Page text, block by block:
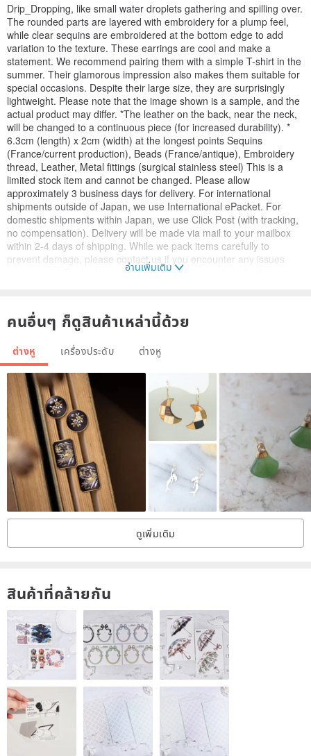
Drip_Dropping, like small water droplets gathering and spilling over.
The rounded parts are layered with embroidery for a plump feel,
while clear sequins are embroidered at the bottom edge to add
variation to the texture. These earrings are cool and make a
statement. We recommend pairing them with a simple T-shirt in the
summer. Their glamorous impression also makes them suitable for
special occasions. Despite their large size, they are surprisingly
lightweight. Please note that the image shown is a sample, and the
actual product may differ. *The leather on the back, near the neck,
will be changed to a continuous piece (for increased durability). *
6.3cm (length) x 2cm (width) at the longest points Sequins
(France/current production), Beads (France/antique), Embroidery
thread, Leather, Metal fittings (surgical stainless steel) This is a
limited stock item and cannot be changed. Please allow
approximately 3 business days for delivery. For international
shipments outside of Japan, we use International ePacket. For
domestic shipments within Japan, we use Click Post (with tracking,
no compensation). Delivery will be made via mail to your mailbox
within 2-4 days of shipping. While we pack items carefully to
prevent damage, please contact us if you encounter any issues
upon arrival. For orders over 20,000 JPY (tax included), shipping
available free of charge. Please specify the occasion in the
comments. Handle with care as these are delicate items. Color
design. We do not prioritize uniformity in shape or color for antique
or current production items. They are sensitive to moisture. If they
become wet, gently pat them dry and allow them to air dry
completely. To prevent fading, store in a dark place. Be aware of
potential color transfer from the leather on the back; store
separately. The color and texture of the leather will change with
use. Please inquire in advance if you have any questions. If there
are any issues with the product, please contact us within 7 days of
arrival. We would appreciate it if you could share your arrival
confirmation via a review. We share new product information and
behind-the-scenes work on Instagram. Please follow us! Please
refrain from reposting images. Thank you for taking the time to
read through this. *
อ่านเพิ่มเติม
คนอื่นๆ ก็ดูสินค้าเหล่านี้ด้วย
ต่างหู เครื่องประดับ ต่างหู
ดูเพิ่มเติม
สินค้าที่คล้ายกัน